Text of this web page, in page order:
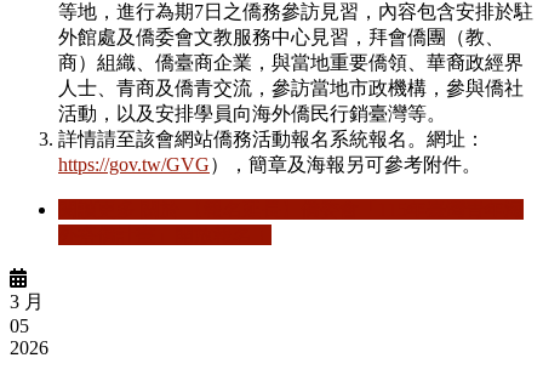
等地，進行為期7日之僑務參訪見習，內容包含安排於駐
外館處及僑委會文教服務中心見習，拜會僑團（教、
商）組織、僑臺商企業，與當地重要僑領、華裔政經界
人士、青商及僑青交流，參訪當地市政機構，參與僑社
活動，以及安排學員向海外僑民行銷臺灣等。
詳情請至該會網站僑務活動報名系統報名。網址：
https://gov.tw/GVG），簡章及海報另可參考附件。
3 月
05
2026